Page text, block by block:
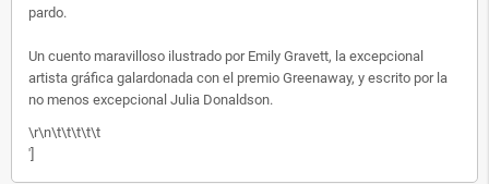
pardo.
Un cuento maravilloso ilustrado por Emily Gravett, la excepcional
artista gráfica galardonada con el premio Greenaway, y escrito por la
no menos excepcional Julia Donaldson.
\r\n\t\t\t\t\t
']